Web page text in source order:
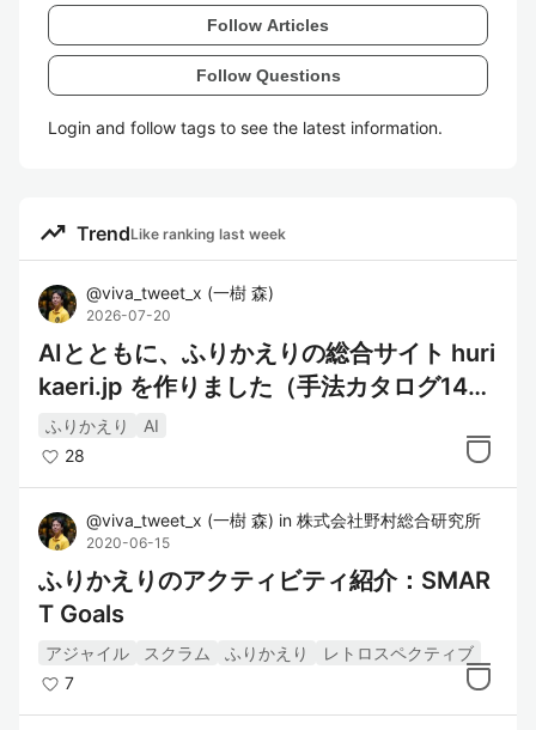
Follow Articles
Follow Questions
Login and follow tags to see the latest information.
trending_up TrendLike ranking last week
@viva_tweet_x (一樹 森)
2026-07-20
AIとともに、ふりかえりの総合サイト huri
kaeri.jp を作りました（手法カタログ144
種・全無料）
ふりかえり
AI
28
@viva_tweet_x (一樹 森) in 株式会社野村総合研究所
2020-06-15
ふりかえりのアクティビティ紹介：SMAR
T Goals
アジャイル スクラム ふりかえり
レトロスペクティブ
7